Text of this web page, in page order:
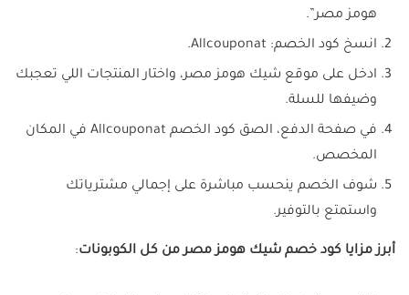
هومز مصر”.
انسخ كود الخصم: Allcouponat.
ادخل على موقع شيك هومز مصر، واختار المنتجات اللي تعجبك
وضيفها للسلة.
في صفحة الدفع، الصق كود الخصم Allcouponat في المكان
المخصص.
شوف الخصم ينحسب مباشرة على إجمالي مشترياتك
واستمتع بالتوفير.
أبرز مزايا كود خصم شيك هومز مصر من كل الكوبونات: